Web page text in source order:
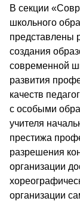
В секции
школьного
представлены
создания
современной
развития
качеств
с особыми
учителя
престижа
разрешения
организации
организации